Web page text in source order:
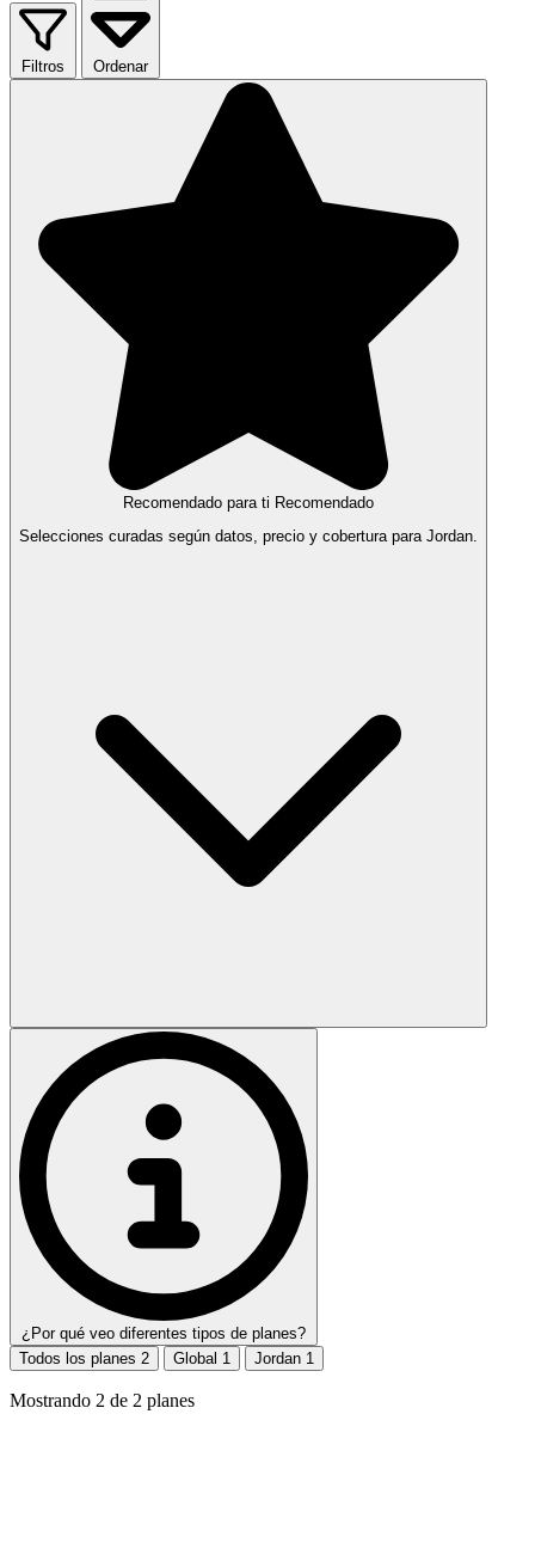
Filtros Ordenar
Recomendado para ti Recomendado
Selecciones curadas según datos, precio y cobertura para Jordan.
¿Por qué veo diferentes tipos de planes?
Todos los planes 2 Global 1 Jordan 1
Mostrando 2 de 2 planes